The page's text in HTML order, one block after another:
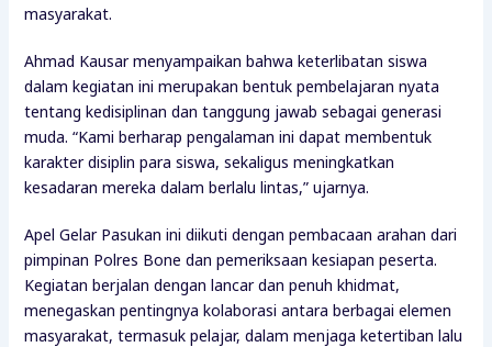
masyarakat.
Ahmad Kausar menyampaikan bahwa keterlibatan siswa
dalam kegiatan ini merupakan bentuk pembelajaran nyata
tentang kedisiplinan dan tanggung jawab sebagai generasi
muda. “Kami berharap pengalaman ini dapat membentuk
karakter disiplin para siswa, sekaligus meningkatkan
kesadaran mereka dalam berlalu lintas,” ujarnya.
Apel Gelar Pasukan ini diikuti dengan pembacaan arahan dari
pimpinan Polres Bone dan pemeriksaan kesiapan peserta.
Kegiatan berjalan dengan lancar dan penuh khidmat,
menegaskan pentingnya kolaborasi antara berbagai elemen
masyarakat, termasuk pelajar, dalam menjaga ketertiban lalu